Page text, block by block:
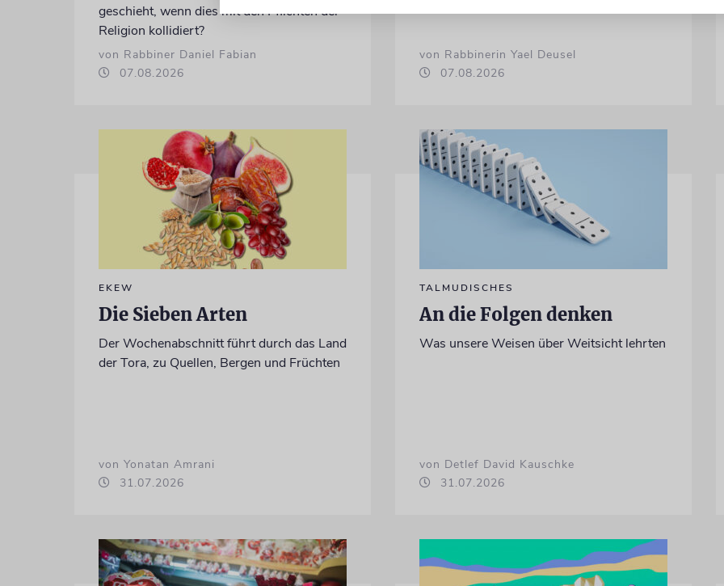
geschieht, wenn dies mit den Pflichten der
Religion kollidiert?
von Rabbiner Daniel Fabian
07.08.2026
von Rabbinerin Yael Deusel
07.08.2026
EKEW
Die Sieben Arten
Der Wochenabschnitt führt durch das Land
der Tora, zu Quellen, Bergen und Früchten
von Yonatan Amrani
31.07.2026
TALMUDISCHES
An die Folgen denken
Was unsere Weisen über Weitsicht lehrten
von Detlef David Kauschke
31.07.2026